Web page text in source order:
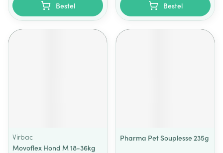
Bestel Bestel
Virbac
Movoflex Hond M 18-36kg
Pharma Pet Souplesse 235g